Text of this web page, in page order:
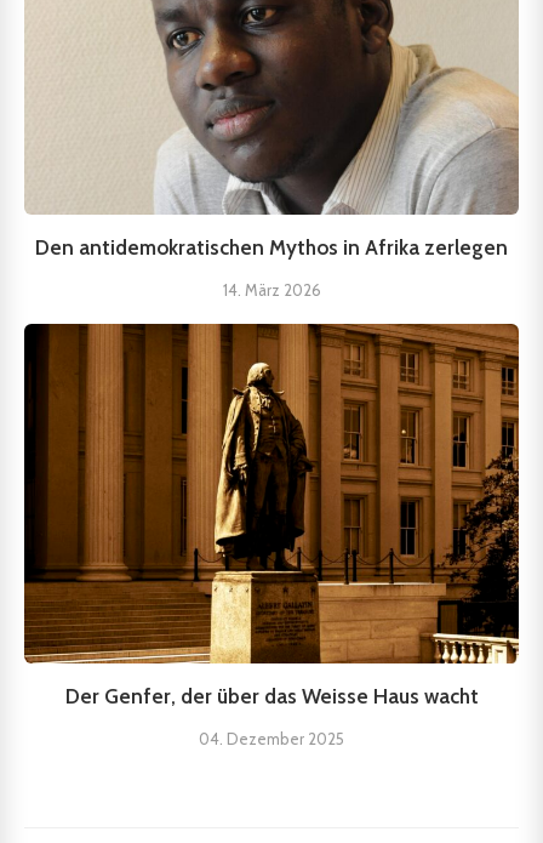
Den antidemokratischen Mythos in Afrika zerlegen
14. März 2026
Der Genfer, der über das Weisse Haus wacht
04. Dezember 2025